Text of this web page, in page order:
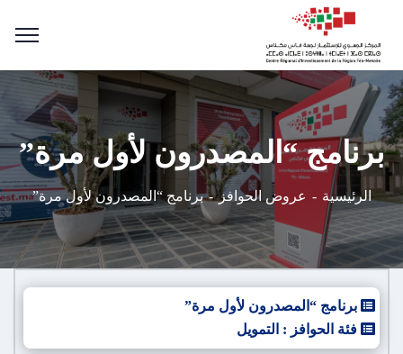
برنامج “المصدرون لأول مرة”
الرئيسية عروض الحوافز برنامج “المصدرون لأول مرة”
برنامج “المصدرون لأول مرة”
فئة الحوافز : التمويل